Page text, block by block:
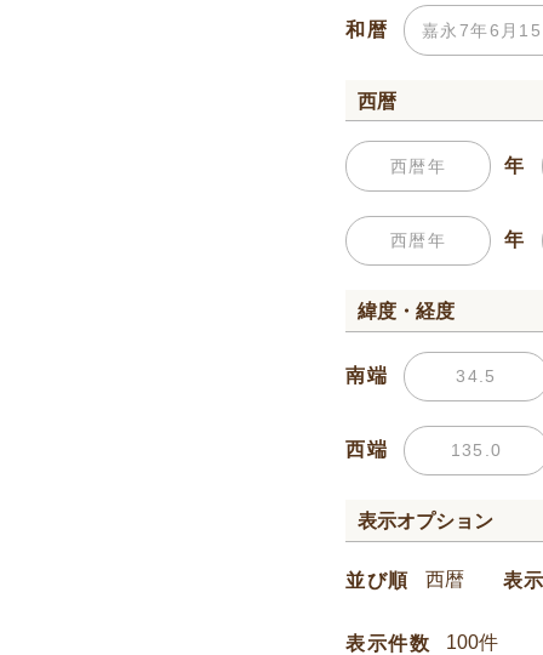
和暦
西暦
年
年
緯度・経度
南端
西端
表示オプション
並び順 表
表示件数